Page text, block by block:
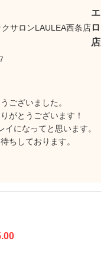
ございました。
がとうございます！
イになってと思います。
ちしております。